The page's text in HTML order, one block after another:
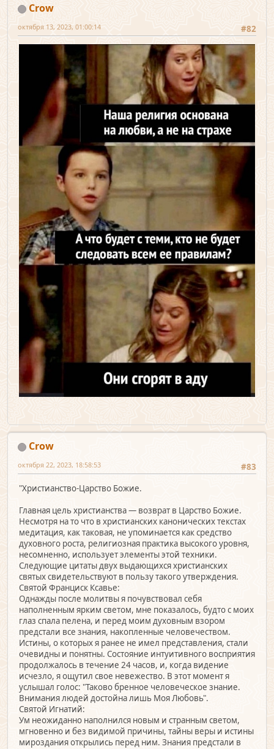
Crow
#82
октября 13, 2023, 01:00:14
Crow
#83
октября 22, 2023, 18:58:53
"Христианство-Царство Божие.
Главная цель христианства — возврат в Царство Божие.
Несмотря на то что в христианских канонических текстах
медитация, как таковая, не упоминается как средство
духовного роста, религиозная практика высокого уровня,
несомненно, использует элементы этой техники.
Следующие цитаты двух выдающихся христианских
святых свидетельствуют в пользу такого утверждения.
Святой Франциск Ксавье:
Однажды после молитвы я почувствовал себя
наполненным ярким светом, мне показалось, будто с моих
глаз спала пелена, и перед моим духовным взором
предстали все знания, накопленные человечеством.
Истины, о которых я ранее не имел представления, стали
очевидны и понятны. Состояние интуитивного восприятия
продолжалось в течение 24 часов, и, когда видение
исчезло, я ощутил свое невежество. В этот момент я
услышал голос: "Таково бренное человеческое знание.
Внимания людей достойна лишь Моя Любовь".
Святой Игнатий:
Ум неожиданно наполнился новым и странным светом,
мгновенно и без видимой причины, тайны веры и истины
мироздания открылись перед ним. Знания предстали в